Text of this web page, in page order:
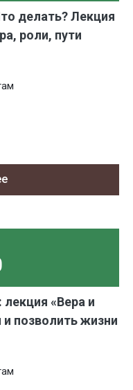
делать? Лекция
роли, пути
«Вера и
и позволить жизни